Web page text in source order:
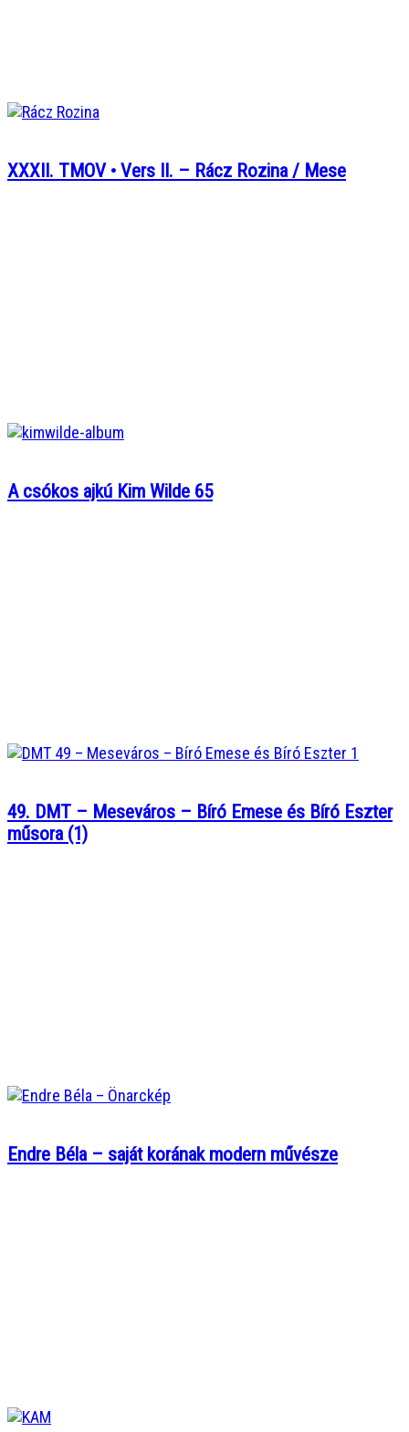
XXXII. TMOV • Vers II. – Rácz Rozina / Mese
A csókos ajkú Kim Wilde 65
49. DMT – Meseváros – Bíró Emese és Bíró Eszter
műsora (1)
Endre Béla – saját korának modern művésze